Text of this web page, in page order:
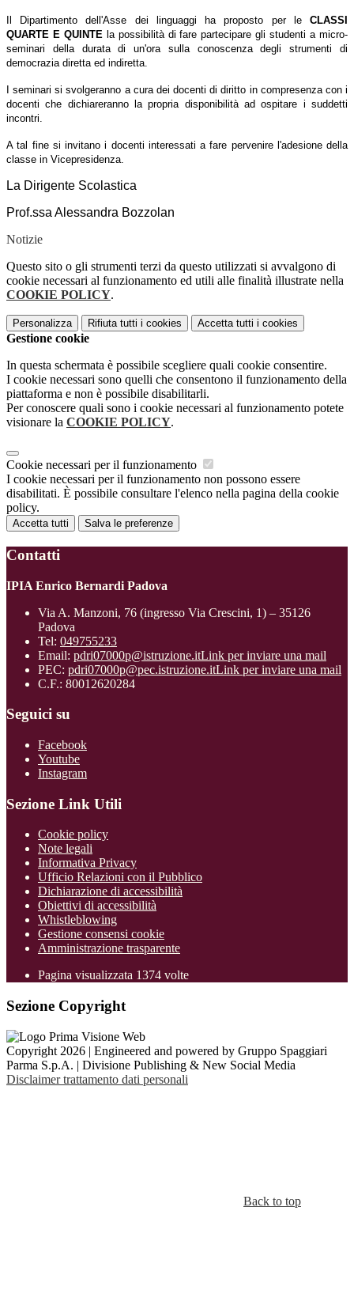
Il Dipartimento dell'Asse dei linguaggi ha proposto per le CLASSI
QUARTE E QUINTEla possibilità di fare partecipare gli studenti a micro-
seminari della durata di un'ora sulla conoscenza degli strumenti di
democrazia diretta ed indiretta.
I seminari si svolgeranno a cura dei docenti di diritto in compresenza con i
docenti che dichiareranno la propria disponibilità ad ospitare i suddetti
incontri.
A tal fine si invitano i docenti interessati a fare pervenire l'adesione della
classe in Vicepresidenza.
La Dirigente Scolastica
Prof.ssa Alessandra Bozzolan
Notizie
Questo sito o gli strumenti terzi da questo utilizzati si avvalgono di
cookie necessari al funzionamento ed utili alle finalità illustrate nella
COOKIE POLICY.
Personalizza Rifiuta tutti i cookies Accetta tutti i cookies
Gestione cookie
In questa schermata è possibile scegliere quali cookie consentire.
I cookie necessari sono quelli che consentono il funzionamento della
piattaforma e non è possibile disabilitarli.
Per conoscere quali sono i cookie necessari al funzionamento potete
visionare la COOKIE POLICY.
Cookie necessari per il funzionamento
I cookie necessari per il funzionamento non possono essere
disabilitati. È possibile consultare l'elenco nella pagina della cookie
policy.
Accetta tutti Salva le preferenze
Contatti
IPIA Enrico Bernardi Padova
Via A. Manzoni, 76 (ingresso Via Crescini, 1) – 35126
Padova
Tel: 049755233
Email: pdri07000p@istruzione.itLink per inviare una mail
PEC: pdri07000p@pec.istruzione.itLink per inviare una mail
C.F.: 80012620284
Seguici su
Facebook
Youtube
Instagram
Sezione Link Utili
Cookie policy
Note legali
Informativa Privacy
Ufficio Relazioni con il Pubblico
Dichiarazione di accessibilità
Obiettivi di accessibilità
Whistleblowing
Gestione consensi cookie
Amministrazione trasparente
Pagina visualizzata 1374 volte
Sezione Copyright
Copyright 2026 | Engineered and powered by Gruppo Spaggiari
Parma S.p.A. | Divisione Publishing & New Social Media
Disclaimer trattamento dati personali
Back to top